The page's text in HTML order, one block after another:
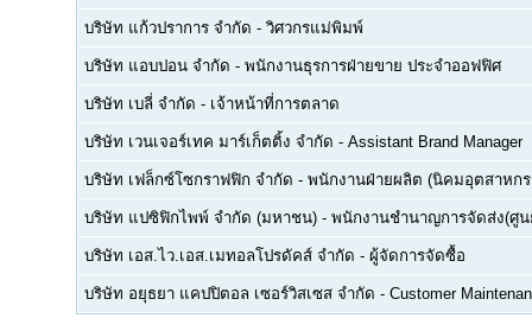
บริษัท แก้วปราการ จำกัด - วิศวกรแม่พิมพ์
บริษัท แอบปอน จำกัด - พนักงานธุรการฝ่ายขาย ประจำออฟฟิศ
บริษัท เบลี่ จำกัด - เจ้าหน้าที่การตลาด
บริษัท เวนเจอร์เทค มาร์เก็ตติ้ง จำกัด - Assistant Brand Manager
บริษัท เฟล็กซ์โซกราฟฟิก จำกัด - พนักงานฝ่ายผลิต (นิคมอุตสาหก
บริษัท แปซิฟิกไพพ์ จำกัด (มหาชน) - พนักงานชำนาญการจัดส่ง(ศู
บริษัท เอส.ไว.เอส.เมทอลโปรดัคส์ จำกัด - ผู้จัดการจัดซื้อ
บริษัท อยุธยา แคปปิตอล เซอร์วิสเซส จำกัด - Customer